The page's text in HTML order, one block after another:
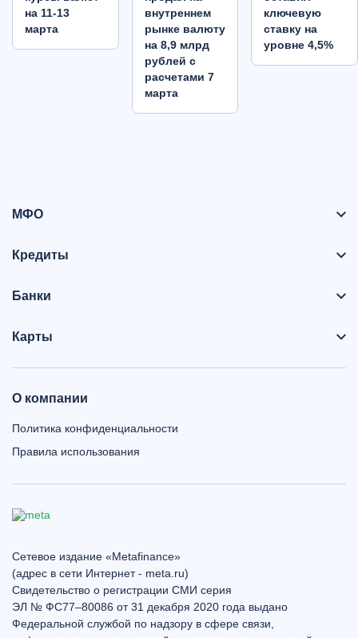
на 11-13
марта
внутреннем
рынке валюту
на 8,9 млрд
рублей с
расчетами 7
марта
ключевую
ставку на
уровне 4,5%
МФО
Кредиты
Банки
Карты
О компании
Политика конфиденциальности
Правила использования
Сетевое издание «Metafinance»
(адрес в сети Интернет - meta.ru)
Свидетельство о регистрации СМИ серия
ЭЛ № ФС77–80086 от 31 декабря 2020 года выдано
Федеральной службой по надзору в сфере связи,